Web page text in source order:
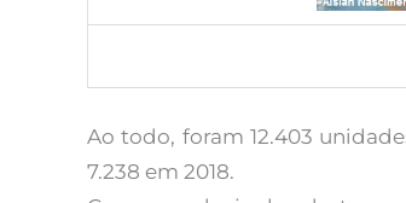
Ao todo, foram 12.403
7.238 em 2018.